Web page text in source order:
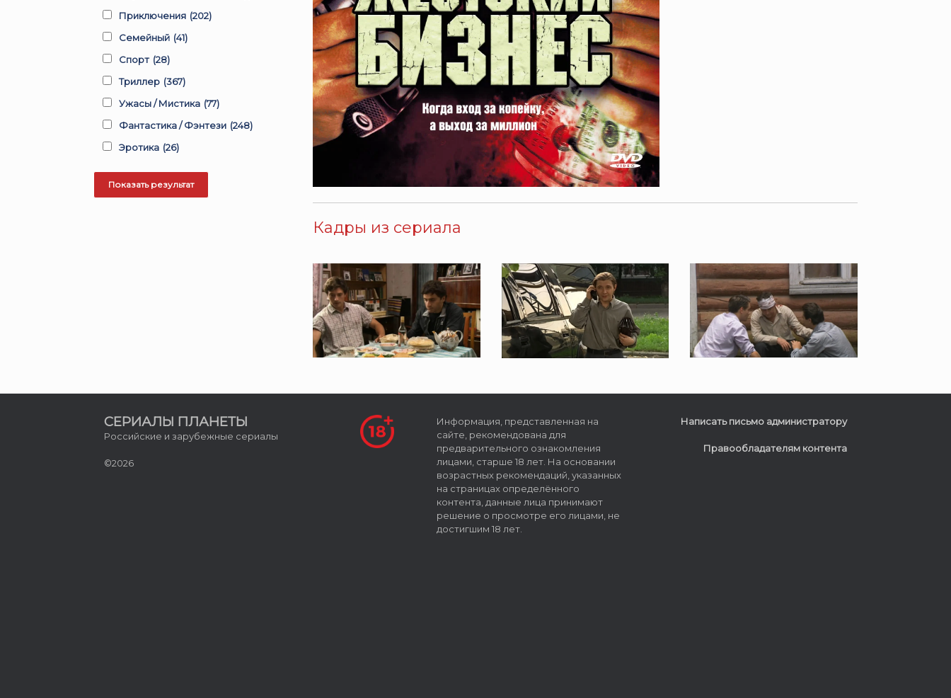
Кадры из сериала
Приключения (202)
Семейный (41)
Спорт (28)
Триллер (367)
Ужасы / Мистика (77)
Фантастика / Фэнтези (248)
Эротика (26)
СЕРИАЛЫ ПЛАНЕТЫ
Российские и зарубежные сериалы
©2026
Информация, представленная на
сайте, рекомендована для
предварительного ознакомления
лицами, старше 18 лет. На основании
возрастных рекомендаций, указанных
на страницах определённого
контента, данные лица принимают
решение о просмотре его лицами, не
достигшим 18 лет.
Написать письмо администратору
Правообладателям контента